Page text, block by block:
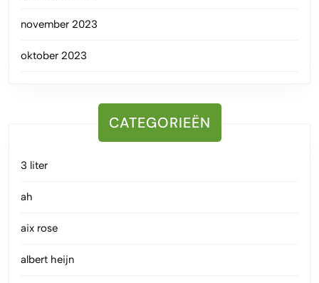
november 2023
oktober 2023
CATEGORIEËN
3 liter
ah
aix rose
albert heijn